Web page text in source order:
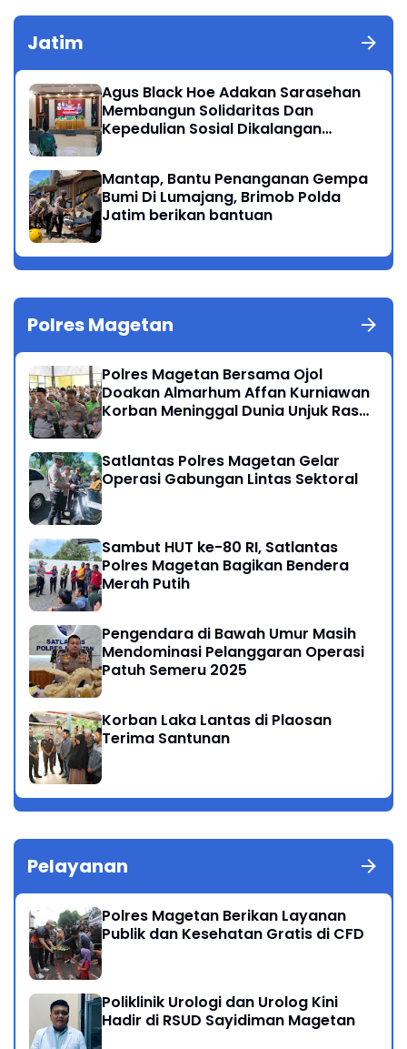
Jatim
Agus Black Hoe Adakan Sarasehan
Membangun Solidaritas Dan
Kepedulian Sosial Dikalangan
Mantap, Bantu Penanganan Gempa
Bumi Di Lumajang, Brimob Polda
Jatim berikan bantuan
Polres Magetan
Polres Magetan Bersama Ojol
Doakan Almarhum Affan Kurniawan
Korban Meninggal Dunia Unjuk Rasa
Satlantas Polres Magetan Gelar
Operasi Gabungan Lintas Sektoral
Sambut HUT ke-80 RI, Satlantas
Polres Magetan Bagikan Bendera
Merah Putih
Pengendara di Bawah Umur Masih
Mendominasi Pelanggaran Operasi
Patuh Semeru 2025
Korban Laka Lantas di Plaosan
Terima Santunan
Pelayanan
Polres Magetan Berikan Layanan
Publik dan Kesehatan Gratis di CFD
Poliklinik Urologi dan Urolog Kini
Hadir di RSUD Sayidiman Magetan